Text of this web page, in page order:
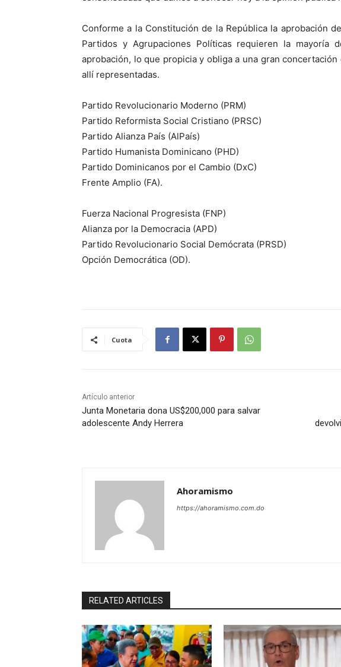
Conforme a la Constitución de la República la aprobación
Partidos y Agrupaciones Políticas requieren la mayoría
aprobación, lo que propicia y obliga a una gran
allí representadas.
Partido Revolucionario Moderno (PRM)
Partido Reformista Social Cristiano (PRSC)
Partido Alianza País (AlPaís)
Partido Humanista Dominicano (PHD)
Partido Dominicanos por el Cambio (DxC)
Frente Amplio (FA).
Fuerza Nacional Progresista (FNP)
Alianza por la Democracia (APD)
Partido Revolucionario Social Demócrata (PRSD)
Opción Democrática (OD).
Cuota
Artículo anterior
Junta Monetaria dona US$200,000 para salvar
adolescente Andy Herrera
Ahoramismo
https://ahoramismo.com.do
RELATED ARTICLES